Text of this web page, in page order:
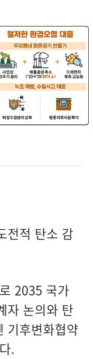
전적 탄소 감
2035 국가
자 논의와 탄
기후변화협약
.